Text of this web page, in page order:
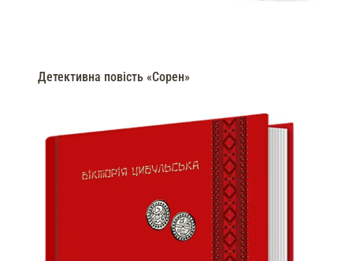
Детективна повість «Сорен»